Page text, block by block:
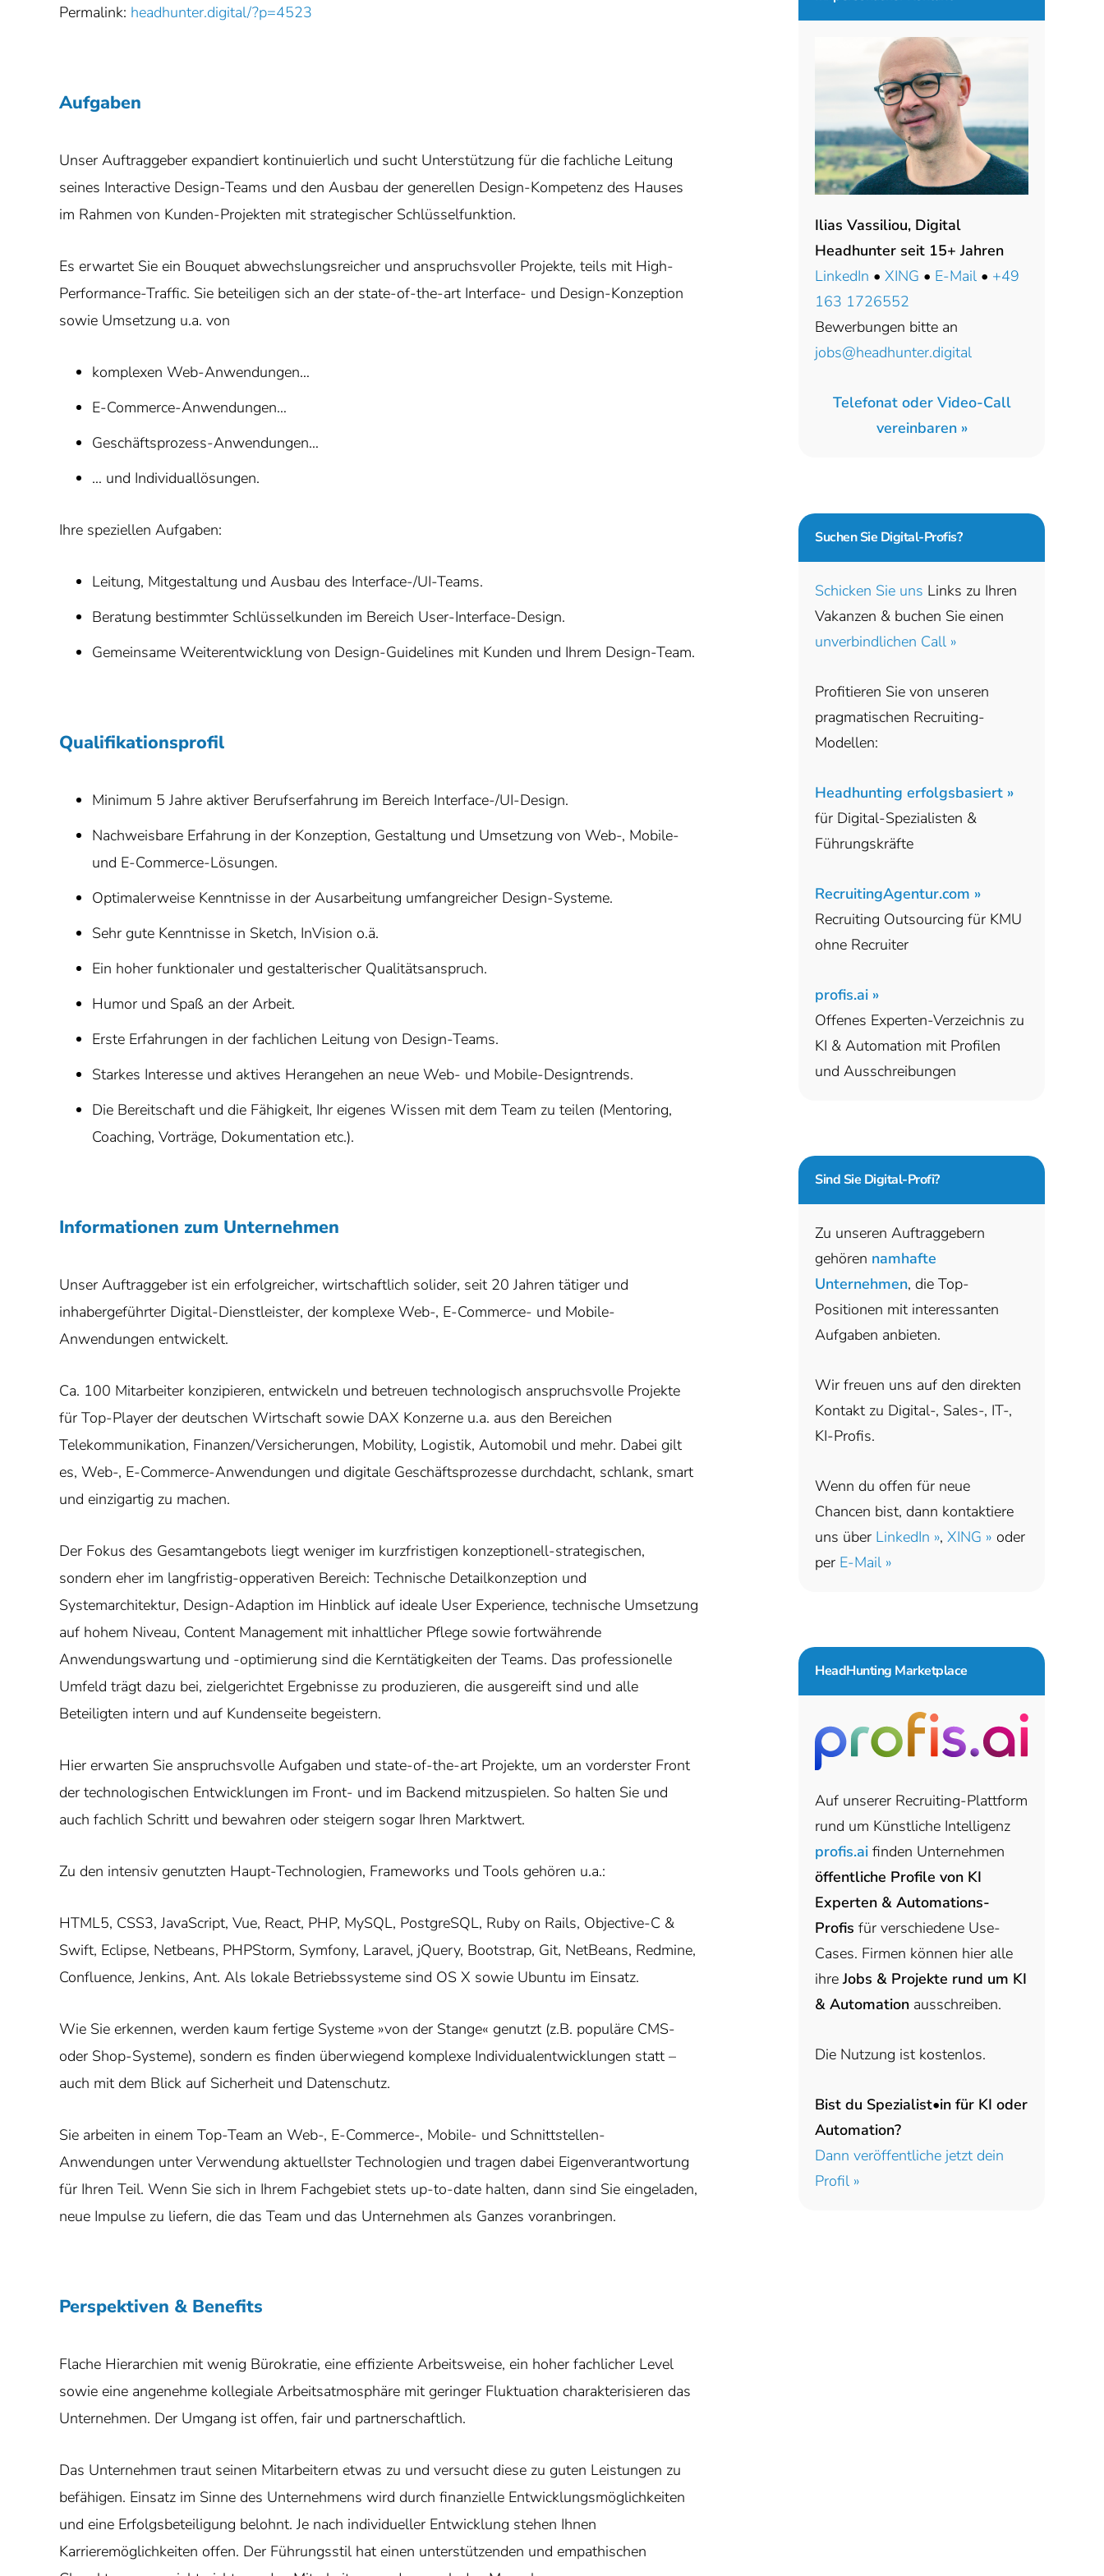
Permalink: headhunter.digital/?p=4523
Aufgaben
Unser Auftraggeber expandiert kontinuierlich und sucht Unterstützung für die fachliche Leitung
seines Interactive Design-Teams und den Ausbau der generellen Design-Kompetenz des Hauses
im Rahmen von Kunden-Projekten mit strategischer Schlüsselfunktion.
Es erwartet Sie ein Bouquet abwechslungsreicher und anspruchsvoller Projekte, teils mit High-
Performance-Traffic. Sie beteiligen sich an der state-of-the-art Interface- und Design-Konzeption
sowie Umsetzung u.a. von
komplexen Web-Anwendungen…
E-Commerce-Anwendungen…
Geschäftsprozess-Anwendungen…
… und Individuallösungen.
Ihre speziellen Aufgaben:
Leitung, Mitgestaltung und Ausbau des Interface-/UI-Teams.
Beratung bestimmter Schlüsselkunden im Bereich User-Interface-Design.
Gemeinsame Weiterentwicklung von Design-Guidelines mit Kunden und Ihrem Design-Team.
Qualifikationsprofil
Minimum 5 Jahre aktiver Berufserfahrung im Bereich Interface-/UI-Design.
Nachweisbare Erfahrung in der Konzeption, Gestaltung und Umsetzung von Web-, Mobile-
und E-Commerce-Lösungen.
Optimalerweise Kenntnisse in der Ausarbeitung umfangreicher Design-Systeme.
Sehr gute Kenntnisse in Sketch, InVision o.ä.
Ein hoher funktionaler und gestalterischer Qualitätsanspruch.
Humor und Spaß an der Arbeit.
Erste Erfahrungen in der fachlichen Leitung von Design-Teams.
Starkes Interesse und aktives Herangehen an neue Web- und Mobile-Designtrends.
Die Bereitschaft und die Fähigkeit, Ihr eigenes Wissen mit dem Team zu teilen (Mentoring,
Coaching, Vorträge, Dokumentation etc.).
Informationen zum Unternehmen
Unser Auftraggeber ist ein erfolgreicher, wirtschaftlich solider, seit 20 Jahren tätiger und
inhabergeführter Digital-Dienstleister, der komplexe Web-, E-Commerce- und Mobile-
Anwendungen entwickelt.
Ca. 100 Mitarbeiter konzipieren, entwickeln und betreuen technologisch anspruchsvolle Projekte
für Top-Player der deutschen Wirtschaft sowie DAX Konzerne u.a. aus den Bereichen
Telekommunikation, Finanzen/Versicherungen, Mobility, Logistik, Automobil und mehr. Dabei gilt
es, Web-, E-Commerce-Anwendungen und digitale Geschäftsprozesse durchdacht, schlank, smart
und einzigartig zu machen.
Der Fokus des Gesamtangebots liegt weniger im kurzfristigen konzeptionell-strategischen,
sondern eher im langfristig-opperativen Bereich: Technische Detailkonzeption und
Systemarchitektur, Design-Adaption im Hinblick auf ideale User Experience, technische Umsetzung
auf hohem Niveau, Content Management mit inhaltlicher Pflege sowie fortwährende
Anwendungswartung und -optimierung sind die Kerntätigkeiten der Teams. Das professionelle
Umfeld trägt dazu bei, zielgerichtet Ergebnisse zu produzieren, die ausgereift sind und alle
Beteiligten intern und auf Kundenseite begeistern.
Hier erwarten Sie anspruchsvolle Aufgaben und state-of-the-art Projekte, um an vorderster Front
der technologischen Entwicklungen im Front- und im Backend mitzuspielen. So halten Sie und
auch fachlich Schritt und bewahren oder steigern sogar Ihren Marktwert.
Zu den intensiv genutzten Haupt-Technologien, Frameworks und Tools gehören u.a.:
HTML5, CSS3, JavaScript, Vue, React, PHP, MySQL, PostgreSQL, Ruby on Rails, Objective-C &
Swift, Eclipse, Netbeans, PHPStorm, Symfony, Laravel, jQuery, Bootstrap, Git, NetBeans, Redmine,
Confluence, Jenkins, Ant. Als lokale Betriebssysteme sind OS X sowie Ubuntu im Einsatz.
Wie Sie erkennen, werden kaum fertige Systeme »von der Stange« genutzt (z.B. populäre CMS-
oder Shop-Systeme), sondern es finden überwiegend komplexe Individualentwicklungen statt –
auch mit dem Blick auf Sicherheit und Datenschutz.
Sie arbeiten in einem Top-Team an Web-, E-Commerce-, Mobile- und Schnittstellen-
Anwendungen unter Verwendung aktuellster Technologien und tragen dabei Eigenverantwortung
für Ihren Teil. Wenn Sie sich in Ihrem Fachgebiet stets up-to-date halten, dann sind Sie eingeladen,
neue Impulse zu liefern, die das Team und das Unternehmen als Ganzes voranbringen.
Perspektiven & Benefits
Flache Hierarchien mit wenig Bürokratie, eine effiziente Arbeitsweise, ein hoher fachlicher Level
sowie eine angenehme kollegiale Arbeitsatmosphäre mit geringer Fluktuation charakterisieren das
Unternehmen. Der Umgang ist offen, fair und partnerschaftlich.
Das Unternehmen traut seinen Mitarbeitern etwas zu und versucht diese zu guten Leistungen zu
befähigen. Einsatz im Sinne des Unternehmens wird durch finanzielle Entwicklungsmöglichkeiten
und eine Erfolgsbeteiligung belohnt. Je nach individueller Entwicklung stehen Ihnen
Karrieremöglichkeiten offen. Der Führungsstil hat einen unterstützenden und empathischen
Ilias Vassiliou, Digital
Headhunter seit 15+ Jahren
LinkedIn • XING • E-Mail • +49
163 1726552
Bewerbungen bitte an
jobs@headhunter.digital
Telefonat oder Video-Call
vereinbaren »
Suchen Sie Digital-Profis?
Schicken Sie uns Links zu Ihren
Vakanzen & buchen Sie einen
unverbindlichen Call »
Profitieren Sie von unseren
pragmatischen Recruiting-
Modellen:
Headhunting erfolgsbasiert »
für Digital-Spezialisten &
Führungskräfte
RecruitingAgentur.com »
Recruiting Outsourcing für KMU
ohne Recruiter
profis.ai »
Offenes Experten-Verzeichnis zu
KI & Automation mit Profilen
und Ausschreibungen
Sind Sie Digital-Profi?
Zu unseren Auftraggebern
gehören namhafte
Unternehmen, die Top-
Positionen mit interessanten
Aufgaben anbieten.
Wir freuen uns auf den direkten
Kontakt zu Digital-, Sales-, IT-,
KI-Profis.
Wenn du offen für neue
Chancen bist, dann kontaktiere
uns über LinkedIn », XING » oder
per E-Mail »
HeadHunting Marketplace
Auf unserer Recruiting-Plattform
rund um Künstliche Intelligenz
profis.ai finden Unternehmen
öffentliche Profile von KI
Experten & Automations-
Profis für verschiedene Use-
Cases. Firmen können hier alle
ihreJobs & Projekte rund um KI
& Automation ausschreiben.
Die Nutzung ist kostenlos.
Bist du Spezialist•in für KI oder
Automation?
Dann veröffentliche jetzt dein
Profil »